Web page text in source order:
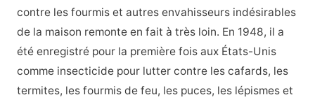
contre les fourmis et autres envahisseurs indésirables
de la maison remonte en fait à très loin. En 1948, il a
été enregistré pour la première fois aux États-Unis
comme insecticide pour lutter contre les cafards, les
termites, les fourmis de feu, les puces, les lépismes et